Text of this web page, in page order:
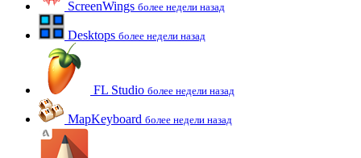
ScreenWings более недели назад
Desktops более недели назад
FL Studio более недели назад
MapKeyboard более недели назад